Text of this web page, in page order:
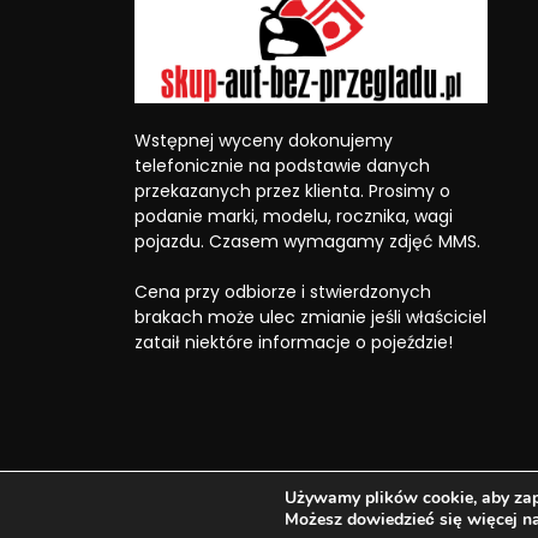
Wstępnej wyceny dokonujemy
telefonicznie na podstawie danych
przekazanych przez klienta. Prosimy o
podanie marki, modelu, rocznika, wagi
pojazdu. Czasem wymagamy zdjęć MMS.
Cena przy odbiorze i stwierdzonych
brakach może ulec zmianie jeśli właściciel
zataił niektóre informacje o pojeździe!
© 2026 Strony wwwBOTAK- dobrze, ale drogo!
Używamy plików cookie, aby
Możesz dowiedzieć się więcej